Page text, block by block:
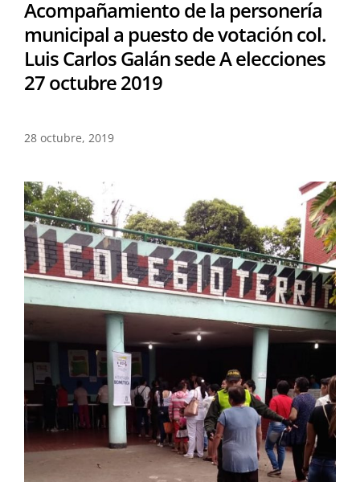
Acompañamiento de la personería
municipal a puesto de votación col.
Luis Carlos Galán sede A elecciones
27 octubre 2019
28 octubre, 2019